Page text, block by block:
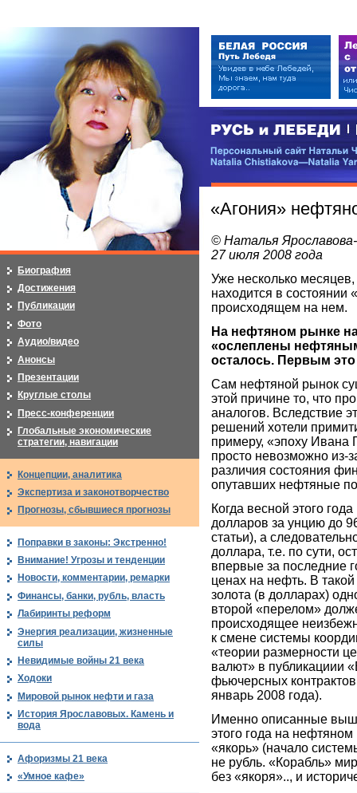
РУСЬ и ЛЕБЕДИ | RUSI —
Персональный сайт Натальи
«Агония»
© Наталья
27 июля 2008 года
Уже несколько
находится в состоянии
происходящем на нем.
На нефтяном рынке
«ослеплены
осталось. Первым
Сам нефтяной рынок
этой причине то, что
аналогов. Вследствие
решений хотели
примеру, «эпоху Ивана
просто невозможно из-
различия состояния
опутавших нефтяные
Когда весной этого
долларов за унцию до
статьи), а
доллара, т.е. по сути,
впервые за последние
ценах на нефть. В
золота (в долларах)
второй «перелом»
происходящее
к смене системы
«теории размерности
валют» в публикациии
фьючерсных
январь 2008 года).
Именно описанные
этого года на нефтяном
«якорь» (начало
не рубль. «Корабль»
без «якоря».., и
Биография
Достижения
Публикации
Фото
Аудио/видео
Анонсы
Презентации
Круглые столы
Пресс-конференции
Глобальные экономические
стратегии, навигации
Концепции, аналитика
Экспертиза и законотворчество
Прогнозы, сбывшиеся прогнозы
Поправки в законы: Экстренно!
Внимание! Угрозы и тенденции
Новости, комментарии, ремарки
Финансы, банки, рубль, власть
Лабиринты реформ
Энергия реализации, жизненные
силы
Невидимые войны 21 века
Ходоки
Мировой рынок нефти и газа
История Ярославовых. Камень и
вода
Афоризмы 21 века
«Умное кафе»